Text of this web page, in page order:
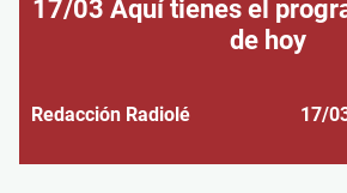
17/03 Aquí tienes el
de hoy
Redacción Radiolé 17/